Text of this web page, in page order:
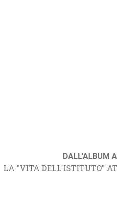
DALL'ALBUM
LA "VITA DELL'ISTITUTO"